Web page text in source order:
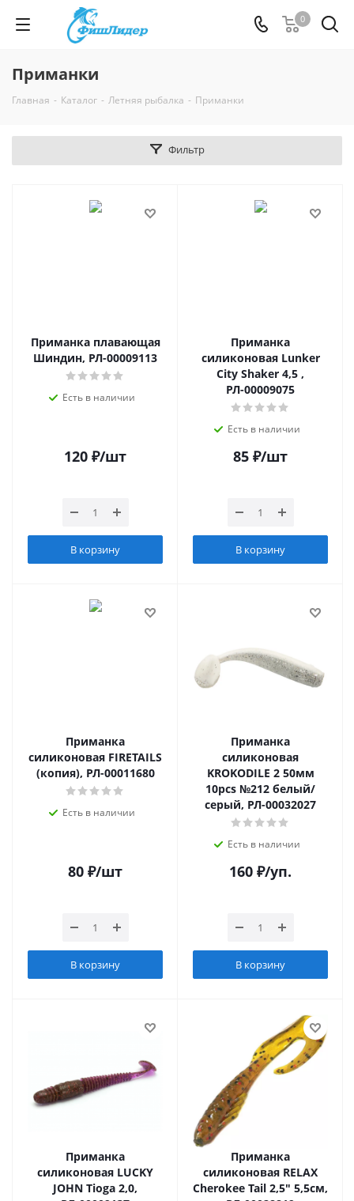
0
Приманки
Главная - Каталог - Летняя рыбалка - Приманки
Фильтр
Приманка плавающая
Шиндин, РЛ-00009113
Есть в наличии
120 ₽/шт
В корзину
Приманка
силиконовая Lunker
City Shaker 4,5 ,
РЛ-00009075
Есть в наличии
85 ₽/шт
В корзину
Приманка
силиконовая FIRETAILS
(копия), РЛ-00011680
Есть в наличии
80 ₽/шт
В корзину
Приманка
силиконовая
KROKODILE 2 50мм
10pcs №212 белый/
серый, РЛ-00032027
Есть в наличии
160 ₽/уп.
В корзину
Приманка
силиконовая LUCKY
JOHN Tioga 2,0,
Приманка
силиконовая RELAX
Cherokee Tail 2,5" 5,5см,